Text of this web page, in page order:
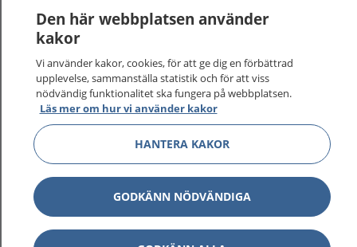
1177 på flera språk
Kontakt
Behandling av personuppgifter
Hantering av kakor
Inställningar för kakor
Den här webbplatsen använder
kakor
Vi använder kakor, cookies, för att ge dig en förbättrad
upplevelse, sammanställa statistik och för att viss
nödvändig funktionalitet ska fungera på webbplatsen.
Läs mer om hur vi använder kakor
HANTERA KAKOR
GODKÄNN NÖDVÄNDIGA